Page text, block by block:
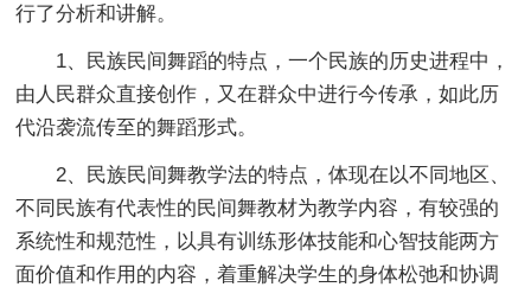
行了分析和讲解。
1、民族民间舞蹈的特点，一个民族的历史进程中，
由人民群众直接创作，又在群众中进行今传承，如此历
代沿袭流传至的舞蹈形式。
2、民族民间舞教学法的特点，体现在以不同地区、
不同民族有代表性的民间舞教材为教学内容，有较强的
系统性和规范性，以具有训练形体技能和心智技能两方
面价值和作用的内容，着重解决学生的身体松弛和协调